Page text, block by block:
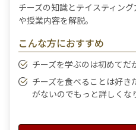
チーズの知識とテイスティン
や授業内容を解説。
こんな方におすすめ
チーズを学ぶのは初めてだ
チーズを食べることは好き
がないのでもっと詳しくな